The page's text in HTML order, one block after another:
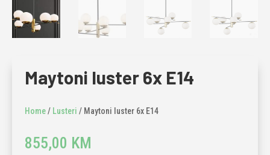
Maytoni luster 6x E14
Home/ Lusteri / Maytoni luster 6x E14
855,00 KM